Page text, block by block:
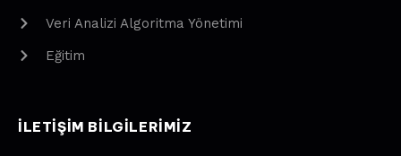
Veri Analizi Algoritma Yönetimi
Eğitim
ILETIŞIM BILGILERIMIZ